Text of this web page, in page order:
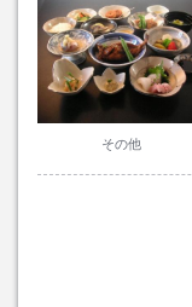
その他